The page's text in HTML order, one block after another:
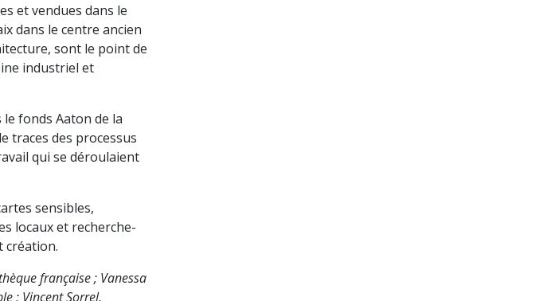
et vendues dans le
dans le centre ancien
sont le point de
industriel et
le fonds Aaton de la
traces des processus
qui se déroulaient
sensibles,
locaux et recherche-
création.
française ; Vanessa
; Vincent Sorrel,